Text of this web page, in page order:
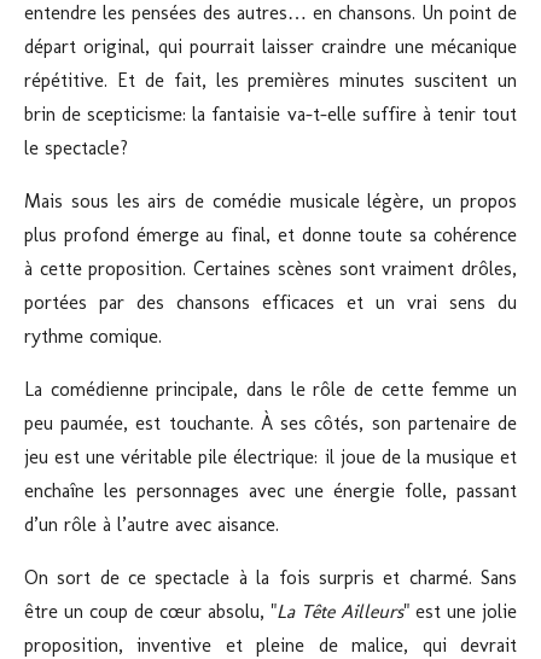
entendre les pensées des autres… en chansons. Un point de
départ original, qui pourrait laisser craindre une mécanique
répétitive. Et de fait, les premières minutes suscitent un
brin de scepticisme: la fantaisie va-t-elle suffire à tenir tout
le spectacle?
Mais sous les airs de comédie musicale légère, un propos
plus profond émerge au final, et donne toute sa cohérence
à cette proposition. Certaines scènes sont vraiment drôles,
portées par des chansons efficaces et un vrai sens du
rythme comique.
La comédienne principale, dans le rôle de cette femme un
peu paumée, est touchante. À ses côtés, son partenaire de
jeu est une véritable pile électrique: il joue de la musique et
enchaîne les personnages avec une énergie folle, passant
d’un rôle à l’autre avec aisance.
On sort de ce spectacle à la fois surpris et charmé. Sans
être un coup de cœur absolu, "La Tête Ailleurs" est une jolie
proposition, inventive et pleine de malice, qui devrait